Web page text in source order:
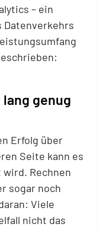
– ein
Datenverkehrs
genug
Erfolg über
Seite kann es
Rechnen
sogar noch
Viele
nicht das